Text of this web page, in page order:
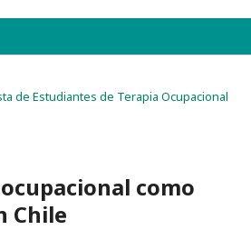
de Estudiantes de Terapia Ocupacional
como
Chile